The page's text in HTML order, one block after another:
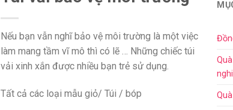
Nếu bạn vẫn nghĩ bảo vệ môi trường là một việc
làm mang tầm vĩ mô thì có lẽ … Những chiếc túi
vải xinh xắn được nhiều bạn trẻ sử dụng.
Tất cả các loại mẫu giỏ/ Túi / bóp